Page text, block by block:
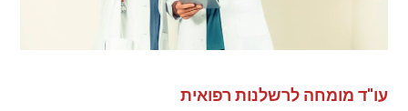
עו"ד מומחה לרשלנות רפואית